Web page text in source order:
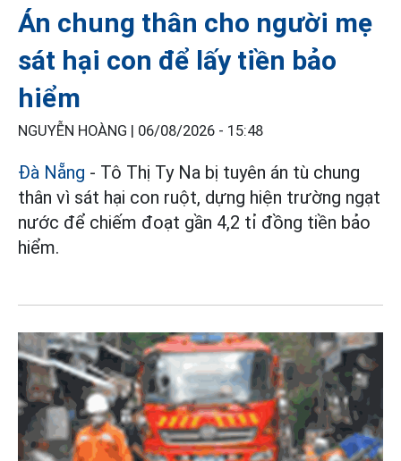
Án chung thân cho người mẹ
sát hại con để lấy tiền bảo
hiểm
NGUYỄN HOÀNG | 06/08/2026 - 15:48
Đà Nẵng - Tô Thị Ty Na bị tuyên án tù chung
thân vì sát hại con ruột, dựng hiện trường ngạt
nước để chiếm đoạt gần 4,2 tỉ đồng tiền bảo
hiểm.